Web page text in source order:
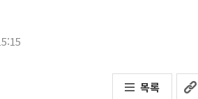
목록